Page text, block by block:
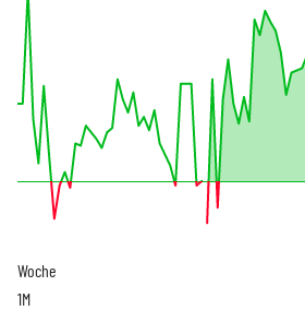
Woche
1M